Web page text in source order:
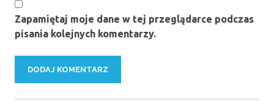
Zapamiętaj moje dane w tej przeglądarce podczas
pisania kolejnych komentarzy.